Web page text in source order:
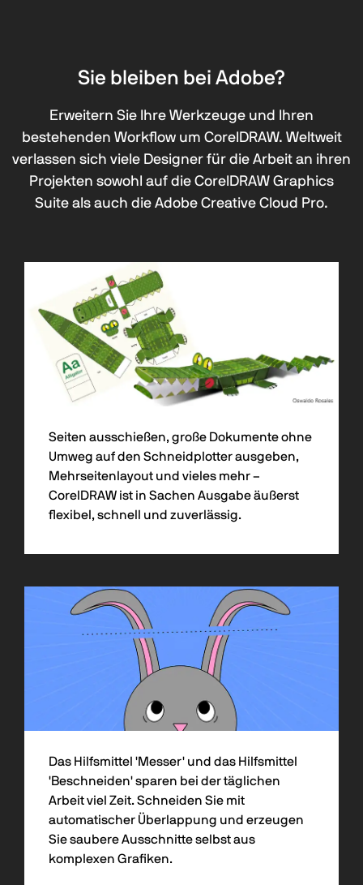
Sie bleiben bei Adobe?
Erweitern Sie Ihre Werkzeuge und Ihren
bestehenden Workflow um CorelDRAW. Weltweit
verlassen sich viele Designer für die Arbeit an ihren
Projekten sowohl auf die CorelDRAW Graphics
Suite als auch die Adobe Creative Cloud Pro.
Seiten ausschießen, große Dokumente ohne
Umweg auf den Schneidplotter ausgeben,
Mehrseitenlayout und vieles mehr –
CorelDRAW ist in Sachen Ausgabe äußerst
flexibel, schnell und zuverlässig.
Das Hilfsmittel 'Messer' und das Hilfsmittel
'Beschneiden' sparen bei der täglichen
Arbeit viel Zeit. Schneiden Sie mit
automatischer Überlappung und erzeugen
Sie saubere Ausschnitte selbst aus
komplexen Grafiken.